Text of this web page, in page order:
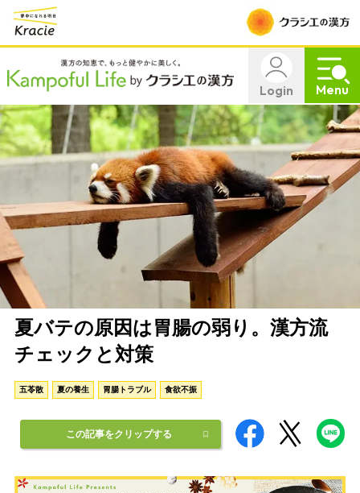
Login Menu
夏バテの原因は胃腸の弱り。漢方流
チェックと対策
五苓散 夏の養生 胃腸トラブル 食欲不振
この記事をクリップする